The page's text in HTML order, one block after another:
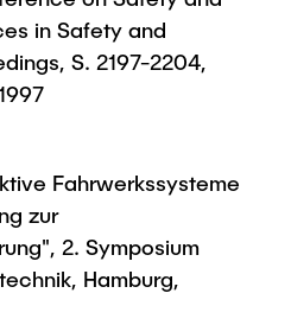
in Safety and
S. 2197-2204,
Fahrwerkssysteme
zur
2. Symposium
Hamburg,